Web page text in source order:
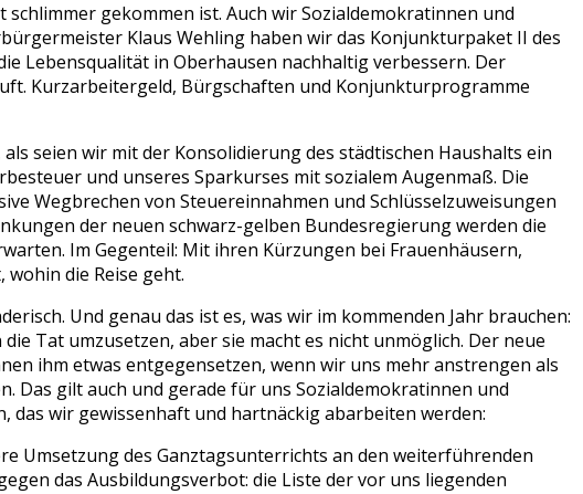
gekommen ist. Auch wir Sozialdemokratinnen und
Klaus Wehling haben wir das Konjunkturpaket II des
Lebensqualität in Oberhausen nachhaltig verbessern. Der
Kurzarbeitergeld, Bürgschaften und Konjunkturprogramme
seien wir mit der Konsolidierung des städtischen Haushalts ein
und unseres Sparkurses mit sozialem Augenmaß. Die
Wegbrechen von Steuereinnahmen und Schlüsselzuweisungen
der neuen schwarz-gelben Bundesregierung werden die
Im Gegenteil: Mit ihren Kürzungen bei Frauenhäusern,
die Reise geht.
Und genau das ist es, was wir im kommenden Jahr brauchen:
Tat umzusetzen, aber sie macht es nicht unmöglich. Der neue
ihm etwas entgegensetzen, wenn wir uns mehr anstrengen als
Das gilt auch und gerade für uns Sozialdemokratinnen und
das wir gewissenhaft und hartnäckig abarbeiten werden:
Umsetzung des Ganztagsunterrichts an den weiterführenden
das Ausbildungsverbot: die Liste der vor uns liegenden